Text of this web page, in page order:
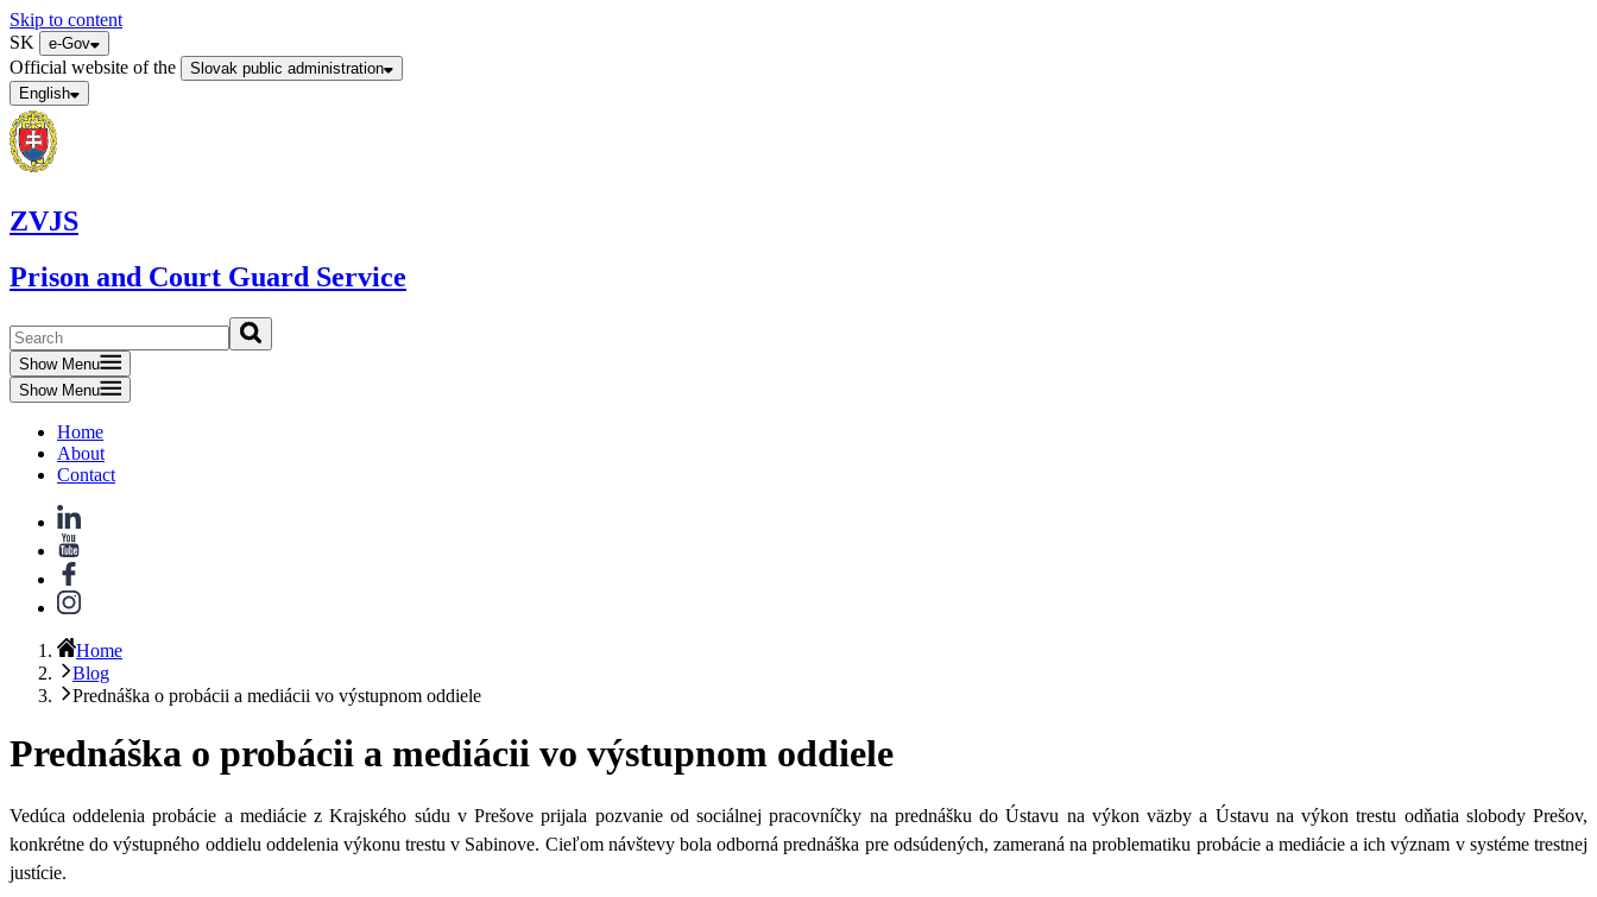
Skip to content
SK
e-Gov
Official website of the
Slovak public administration
English
ZVJS
Prison and Court Guard Service
Show Menu
Show Menu
Home
About
Contact
Home
Blog
Prednáška o probácii a mediácii vo výstupnom oddiele
Prednáška o probácii a mediácii vo výstupnom oddiele
Vedúca oddelenia probácie a mediácie z Krajského súdu v Prešove prijala pozvanie od sociálnej pracovníčky na prednášku do Ústavu na výkon väzby a Ústavu na výkon trestu odňatia slobody Prešov,
konkrétne do výstupného oddielu oddelenia výkonu trestu v Sabinove. Cieľom návštevy bola odborná prednáška pre odsúdených, zameraná na problematiku probácie a mediácie a ich význam v systéme trestnej
justície.